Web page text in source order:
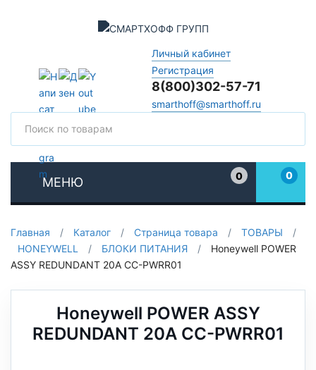
Личный кабинет
Регистрация
8(800)302-57-71
smarthoff@smarthoff.ru
МЕНЮ
0
0
Главная / Каталог / Страница товара / ТОВАРЫ
/
HONEYWELL
/ БЛОКИ ПИТАНИЯ /
Honeywell POWER
ASSY REDUNDANT 20A CC-PWRR01
Honeywell POWER ASSY
REDUNDANT 20A CC-PWRR01